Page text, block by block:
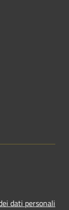
dati personali